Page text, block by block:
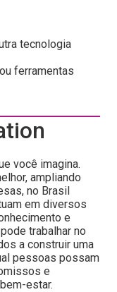
tecnologia
ferramentas
você imagina.
ampliando
no Brasil
em diversos
e
trabalhar no
a construir uma
pessoas possam
e
estar.